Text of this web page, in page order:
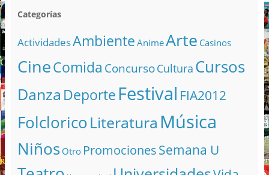
Categorías
ActividadesAmbiente AnimeArte Casinos
CineComida ConcursoCultura Cursos
Danza DeporteFestival FIA2012
FolcloricoLiteratura Música
Niños Otro PromocionesSemana U